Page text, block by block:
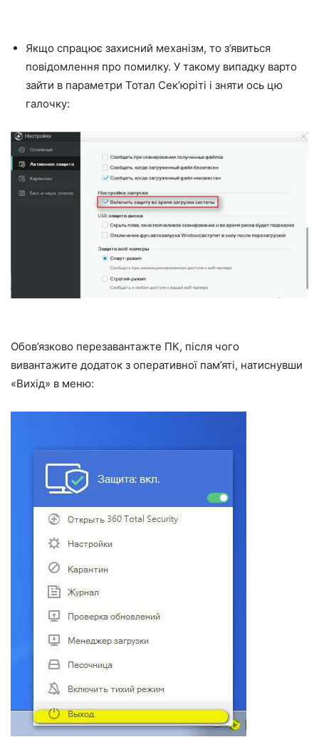
Якщо спрацює захисний механізм, то з’явиться
повідомлення про помилку. У такому випадку варто
зайти в параметри Тотал Сек’юріті і зняти ось цю
галочку:
Обов’язково перезавантажте ПК, після чого
вивантажите додаток з оперативної пам’яті, натиснувши
«Вихід» в меню: